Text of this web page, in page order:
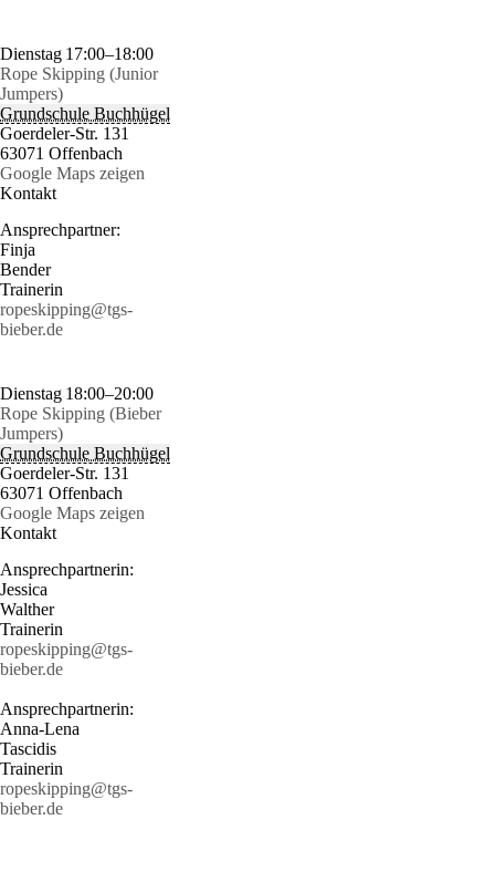
Dienstag 17:00–18:00
Rope Skipping (Junior
Jumpers)
Grundschule Buchhügel
Goerdeler-Str. 131
63071 Offenbach
Google Maps zeigen
Kontakt
Ansprechpartner:
Finja
Bender
Trainerin
ropeskipping@tgs-
bieber.de
Dienstag 18:00–20:00
Rope Skipping (Bieber
Jumpers)
Grundschule Buchhügel
Goerdeler-Str. 131
63071 Offenbach
Google Maps zeigen
Kontakt
Ansprechpartnerin:
Jessica
Walther
Trainerin
ropeskipping@tgs-
bieber.de
Ansprechpartnerin:
Anna-Lena
Tascidis
Trainerin
ropeskipping@tgs-
bieber.de